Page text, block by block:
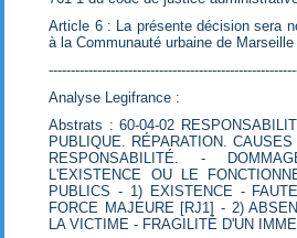
Article 6 : La présente décision sera
à la Communauté urbaine de
Analyse Legifrance :
Abstrats : 60-04-02
PUBLIQUE. RÉPARATION.
RESPONSABILITÉ. -
L'EXISTENCE OU LE
PUBLICS - 1) EXISTENCE -
FORCE MAJEURE [RJ1] - 2)
LA VICTIME - FRAGILITÉ D'UN